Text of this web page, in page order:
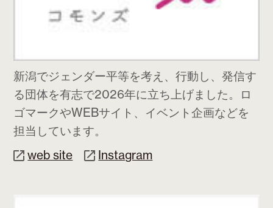
新潟でジェンダー平等を考え、行動し、発信す
る団体を有志で2026年に立ち上げました。ロ
ゴマークやWEBサイト、イベント企画などを
担当しています。
web site
Instagram